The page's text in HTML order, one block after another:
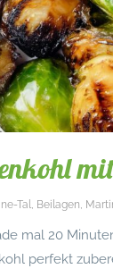
Tal, Beilagen,
mal 20
perfekt